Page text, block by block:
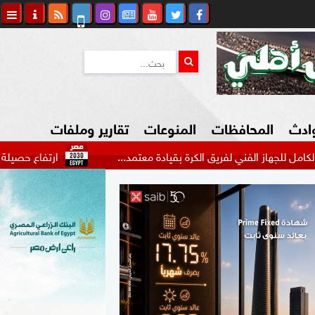
شكاوي المواطن
المحافظات المنوعات
السياحة في مصر
التكنولوجيا
المرأة والأسرة
السيارات
تقارير وملفات
ارتفاع حصيلة شهداء العدوان لفريق الكرة بقيادة معتمد...